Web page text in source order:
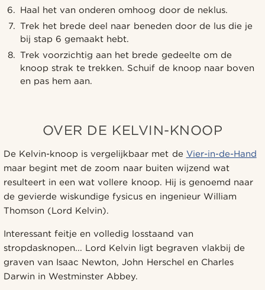
Haal het van onderen omhoog door de neklus.
Trek het brede deel naar beneden door de lus die je
bij stap 6 gemaakt hebt.
Trek voorzichtig aan het brede gedeelte om de
knoop strak te trekken. Schuif de knoop naar boven
en pas hem aan.
OVER DE KELVIN-KNOOP
De Kelvin-knoop is vergelijkbaar met de Vier-in-de-Hand
maar begint met de zoom naar buiten wijzend wat
resulteert in een wat vollere knoop. Hij is genoemd naar
de gevierde wiskundige fysicus en ingenieur William
Thomson (Lord Kelvin).
Interessant feitje en volledig losstaand van
stropdasknopen... Lord Kelvin ligt begraven vlakbij de
graven van Isaac Newton, John Herschel en Charles
Darwin in Westminster Abbey.